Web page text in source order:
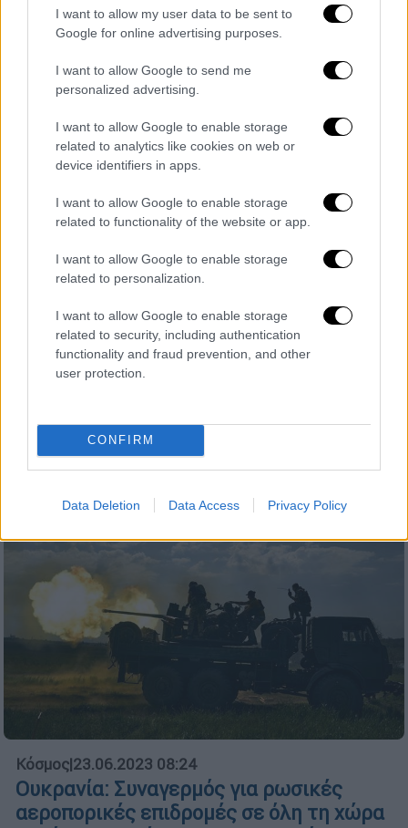
I want to allow my user data to be sent to
Google for online advertising purposes.
I want to allow Google to send me
personalized advertising.
I want to allow Google to enable storage
related to analytics like cookies on web or
device identifiers in apps.
I want to allow Google to enable storage
related to functionality of the website or app.
I want to allow Google to enable storage
related to personalization.
I want to allow Google to enable storage
related to security, including authentication
functionality and fraud prevention, and other
user protection.
CONFIRM
Data Deletion Data Access Privacy Policy
Κόσμος|13.07.2023 07:13
Τρίτη νύχτα επιδρομών στην Ουκρανία:
Εκρήξεις σε πολλές πόλεις -
Φωτιά ξέσπασε και σε πολυκατοικία
Κόσμος|23.06.2023 08:24
Ουκρανία: Συναγερμός για ρωσικές
αεροπορικές επιδρομές σε όλη τη χώρα